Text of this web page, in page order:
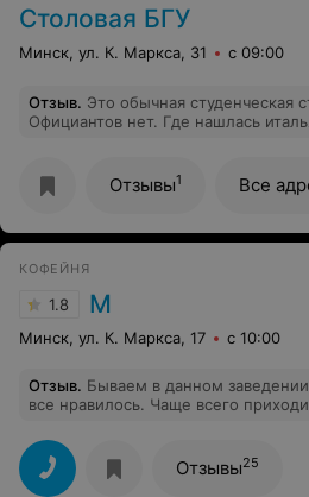
Столовая БГУ
Минск, ул. К. Маркса, 31 с 09:00
Отзыв. Это обычная студенческая
Официантов нет. Где нашлась
столовые приборы и подносы
потрёпанный вид.
Отзывы1 Все
КОФЕЙНЯ
1.8 М
Минск, ул. К. Маркса, 17 с 10:00
Отзыв. Бываем в данном
все нравилось. Чаще всего
Кофе был отвратительным! Шоколад
чувствуется, на вкус как
кипятком. Вот так за 1 раз,
Отзывы25